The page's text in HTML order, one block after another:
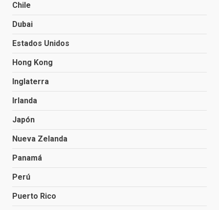
Chile
Dubai
Estados Unidos
Hong Kong
Inglaterra
Irlanda
Japón
Nueva Zelanda
Panamá
Perú
Puerto Rico